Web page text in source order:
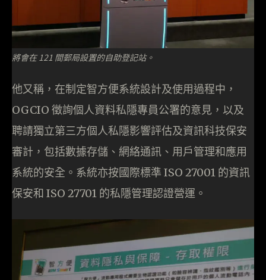
將會在 121 間郵局設置的自助登記站。
他又稱，在制定智方便系統設計及使用過程中，
OGCIO 徵詢個人資料私隱專員公署的意見，以及
聘請獨立第三方個人私隱影響評估及資訊科技保安
審計，包括數據存儲、網絡通訊、用戶管理和應用
系統的安全。系統亦按國際標準 ISO 27001 的資訊
保安和 ISO 27701 的私隱管理認證營運。